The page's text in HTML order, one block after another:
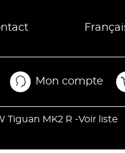
Mon compte
Mon compte
Tiguan MK2 R -Voir liste